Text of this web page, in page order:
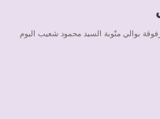
بوالي منّوبة السيد محمود شعيب اليوم